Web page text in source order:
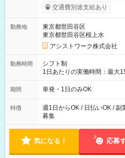
間】試用期間なし
交通費別途支給あり
勤務地
東京都世田谷区
東京都世田谷区桜上水
アシストワーク株式会社
勤務時間
シフト制
1日あたりの実働時間：最大
勤務 勤務：月・水・金 休み：火・木・
可能です！ ※1日あたりの最大実働時間は日勤、夜勤共に勤務し
期間 単発・1日のみOK
特徴
週1日からOK / 日払いOK /
募集
気になる！ 応募